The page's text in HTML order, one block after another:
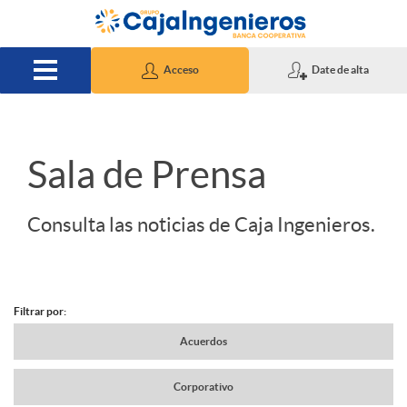
Saltar al contenido principal
Acceso Date de alta
S
Sala de Prensa
Consulta las noticias de Caja Ingenieros.
N
Filtrar por:
Acuerdos
Corporativo